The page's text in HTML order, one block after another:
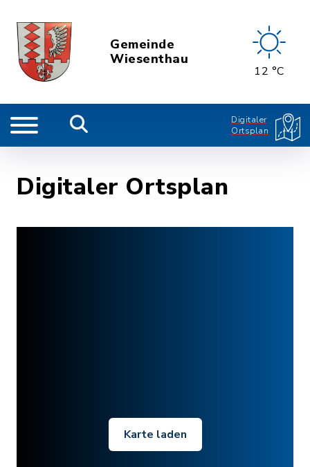
Gemeinde
Wiesenthau
12 °C
Digitaler
Ortsplan
Digitaler Ortsplan
Karte laden